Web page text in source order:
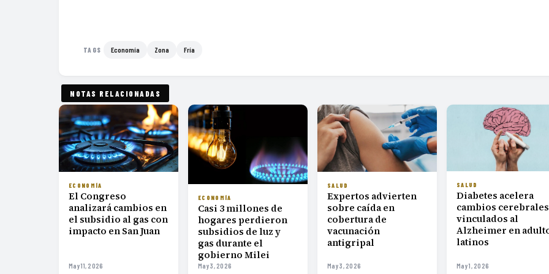
TAGS Economía Zona Fría
NOTAS RELACIONADAS
ECONOMÍA
El Congreso
analizará cambios en
el subsidio al gas con
impacto en San Juan
May 11, 2026
ECONOMÍA
Casi 3 millones de
hogares perdieron
subsidios de luz y
gas durante el
gobierno Milei
May 3, 2026
SALUD
Expertos advierten
sobre caída en
cobertura de
vacunación
antigripal
May 3, 2026
SALUD
Diabetes acelera
cambios cerebrales
vinculados al
Alzheimer en
latinos
May 1, 2026